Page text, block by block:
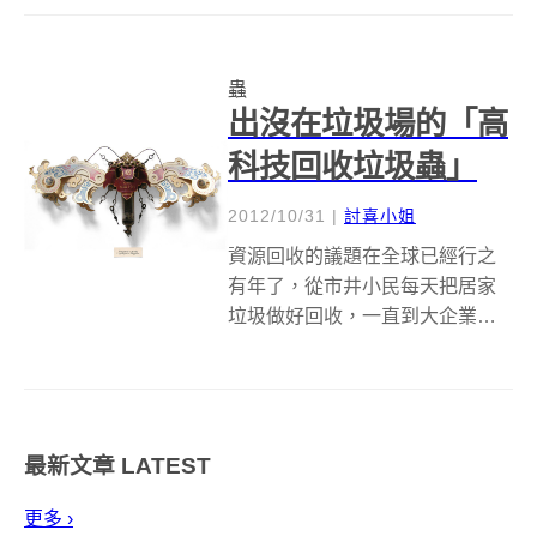
挺環保又可愛的，但是如果你真
的很怕蟲類生物，慎...
蟲
出沒在垃圾場的「高
科技回收垃圾蟲」
2012/10/31 | 討喜小姐
資源回收的議題在全球已經行之
有年了，從市井小民每天把居家
垃圾做好回收，一直到大企業也
最新文章 LATEST
更多 ›